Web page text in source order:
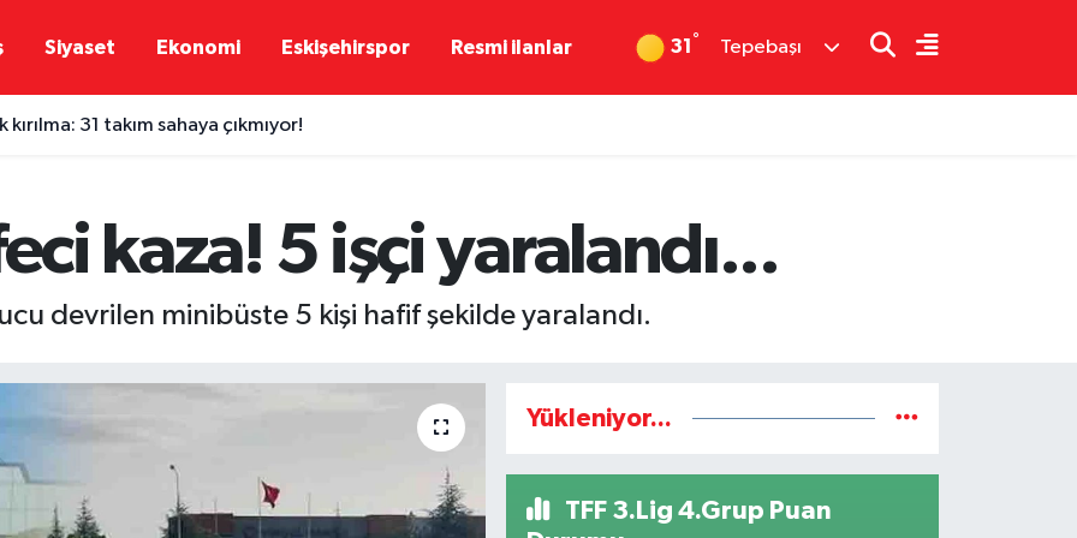
Siyaset Ekonomi Eskişehirspor Resmi ilanlar 31 ° Tepebaşı
kırılma: 31 takım sahaya çıkmıyor!
kaza! 5 işçi yaralandı...
devrilen minibüste 5 kişi hafif şekilde yaralandı.
Yükleniyor...
TFF 3.Lig 4.Grup Puan